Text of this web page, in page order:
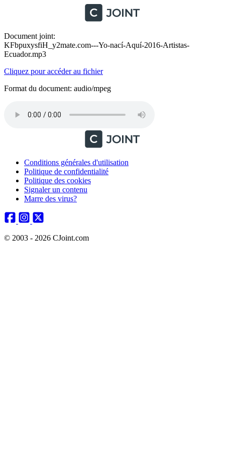
Document joint:
KFbpuxysfiH_y2mate.com---Yo-nací-Aquí-2016-Artistas-
Ecuador.mp3
Cliquez pour accéder au fichier
Format du document: audio/mpeg
Conditions générales d'utilisation
Politique de confidentialité
Politique des cookies
Signaler un contenu
Marre des virus?
© 2003 - 2026 CJoint.com